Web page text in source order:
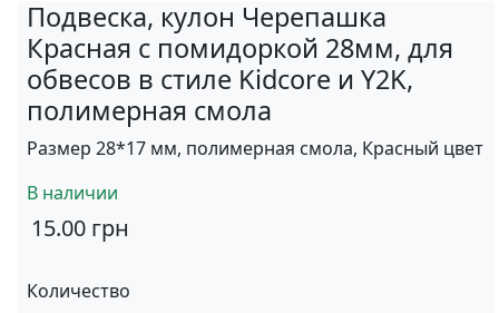
Подвеска, кулон Черепашка
Красная с помидоркой 28мм, для
обвесов в стиле Kidcore и Y2K,
полимерная смола
Размер 28*17 мм, полимерная смола, Красный цвет
В наличии
15.00 грн
Количество